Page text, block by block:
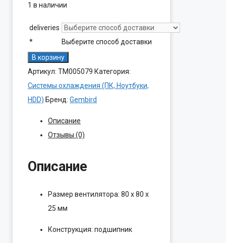
1 в наличии
deliveries
*
Выберите способ доставки
Количество
товара
Вентилятор
Gembird
В корзину
Артикул: ТМ005079 Категория:
Системы охлаждения (ПК, Ноутбуки,
HDD) Бренд: Gembird
Описание
Отзывы (0)
Описание
Размер вентилятора: 80 x 80 x
25 мм
Конструкция: подшипник